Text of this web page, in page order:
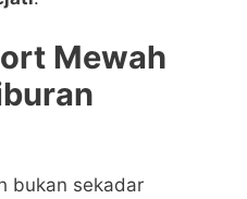
Mewah
bukan sekadar